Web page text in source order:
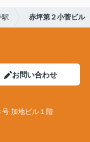
駅 赤坪第２小菅ビル
お問い合わせ
加地ビル１階